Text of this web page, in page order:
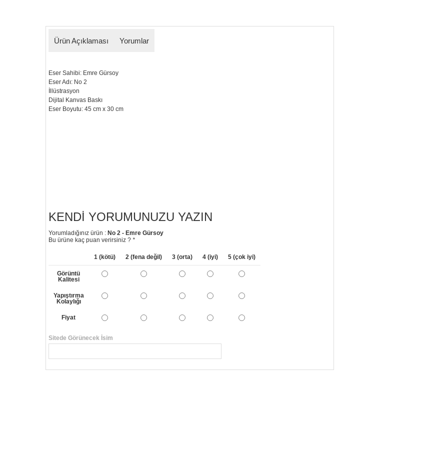
Ürün Açıklaması Yorumlar
Eser Sahibi: Emre Gürsoy
Eser Adı: No 2
İllüstrasyon
Dijital Kanvas Baskı
Eser Boyutu: 45 cm x 30 cm
KENDI YORUMUNUZU YAZIN
Yorumladığınız ürün : No 2 - Emre Gürsoy
Bu ürüne kaç puan verirsiniz ? *
1 (kötü) 2 (fena değil) 3 (orta) 4 (iyi) 5 (çok iyi)
Görüntü
Kalitesi
Yapıştırma
Kolaylığı
Fiyat
Sitede Görünecek İsim